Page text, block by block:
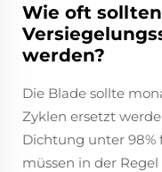
Wie oft
werden?
Die Blade sollte
Zyklen ersetzt
Dichtung unter 98%
müssen in der